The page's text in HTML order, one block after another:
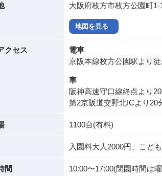
大阪府枚方市枚方公園町1-
地図を見る
クセス
電車
京阪本線枚方公園駅より
車
阪神高速守口線終点より
第2京阪道交野北ICより20
1100台(有料)
入園料大人2000円、こど
間 10:00〜17:00(閉園時間は